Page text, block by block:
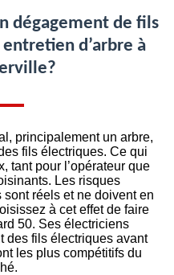
dégagement de fils
d’arbre à
principalement un arbre,
fils électriques. Ce qui
tant pour l’opérateur que
Les risques
sont réels et ne doivent en
à cet effet de faire
50. Ses électriciens
des fils électriques avant
les plus compétitifs du